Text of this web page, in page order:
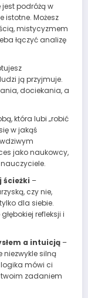
podróżą w
istotne. Możesz
mistycyzmem
łączyć analizę
ją przyjmuje.
dociekania, a
która lubi „robić
w jakąś
jako naukowcy,
ścieżki –
czy nie,
dla siebie.
refleksji i
a intuicją–
niezwykle silną
mówi ci
twoim zadaniem